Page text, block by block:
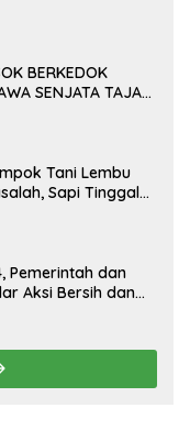
BERKEDOK
SENJATA TAJAM
Tani Lembu
Sapi Tinggal
Pemerintah dan
Aksi Bersih dan